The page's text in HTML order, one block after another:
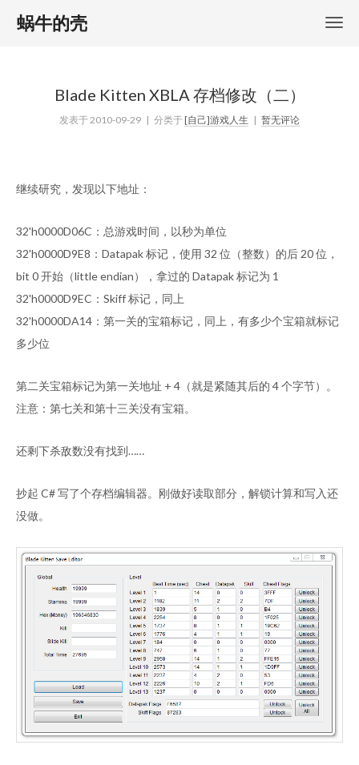
蜗牛的壳
Blade Kitten XBLA 存档修改（二）
发表于2010-09-29 | 分类于[自己]游戏人生 | 暂无评论
继续研究，发现以下地址：
32'h0000D06C：总游戏时间，以秒为单位
32'h0000D9E8：Datapak 标记，使用 32 位（整数）的后 20 位，
bit 0 开始（little endian），拿过的 Datapak 标记为 1
32'h0000D9EC：Skiff 标记，同上
32'h0000DA14：第一关的宝箱标记，同上，有多少个宝箱就标记
多少位
第二关宝箱标记为第一关地址 + 4（就是紧随其后的 4 个字节）。
注意：第七关和第十三关没有宝箱。
还剩下杀敌数没有找到……
抄起 C# 写了个存档编辑器。刚做好读取部分，解锁计算和写入还
没做。